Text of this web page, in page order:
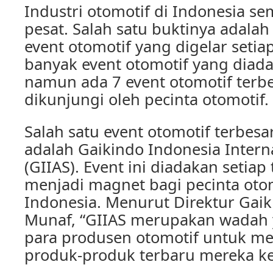
Industri otomotif di Indonesia
pesat. Salah satu buktinya
event otomotif yang digelar
banyak event otomotif yang
namun ada 7 event otomotif
dikunjungi oleh pecinta otomotif.
Salah satu event otomotif
adalah Gaikindo Indonesia
(GIIAS). Event ini diadakan
menjadi magnet bagi pecinta
Indonesia. Menurut Direktur
Munaf, “GIIAS merupakan
para produsen otomotif untuk
produk-produk terbaru mereka